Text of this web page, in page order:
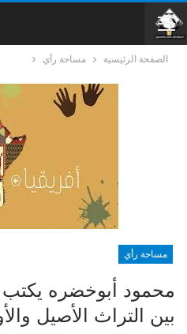
الصفحة الرئيسية مساحة رأي
مساحة رأي
محمود أبوخضره يكتب |
بين التراث الأصيل